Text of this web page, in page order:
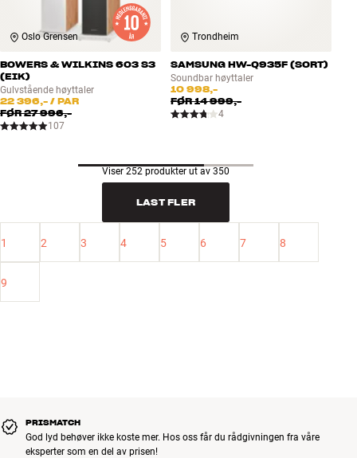
Oslo Grensen
BOWERS & WILKINS 603 S3
(EIK)
Gulvstående høyttaler
22 396,- / PAR
FØR27 996,-
107
Trondheim
SAMSUNG HW-Q935F (SORT)
Soundbar høyttaler
10 998,-
FØR14 999,-
4
Viser 252 produkter ut av 350
LAST FLER
1 2 3 4 5 6 7 8
9
PRISMATCH
God lyd behøver ikke koste mer. Hos oss får du rådgivningen fra våre
eksperter som en del av prisen!